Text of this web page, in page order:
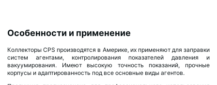
Особенности и применение
Коллекторы CPS производятся в Америке, их применяют для заправки
систем агентами, контролирования показателей давления и
вакуумирования. Имеют высокую точность показаний, прочные
корпусы и адаптированность под все основные виды агентов.